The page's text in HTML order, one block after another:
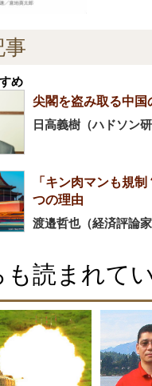
事
め
尖閣を盗み取る中国
日高義樹（ハドソン
「キン肉マンも規
つの理由
渡邉哲也（経済評論家
も読まれて